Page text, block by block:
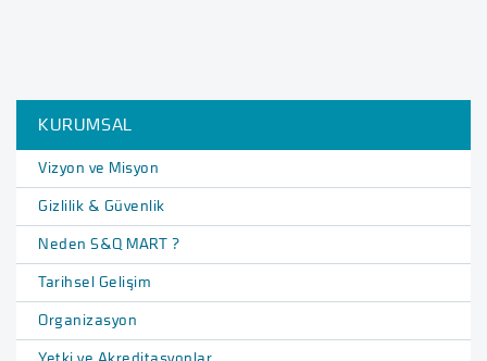
KURUMSAL
Vizyon ve Misyon
Gizlilik & Güvenlik
Neden S&Q MART ?
Tarihsel Gelişim
Organizasyon